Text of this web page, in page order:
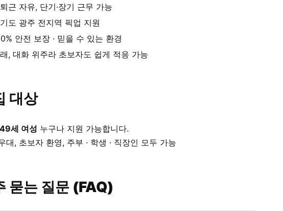
근 자유, 단기·장기 근무 가능
도 광주 전지역 픽업 지원
안전 보장 · 믿을 수 있는 환경
, 대화 위주라 초보자도 쉽게 적응 가능
대상
세 여성 누구나 지원 가능합니다.
대, 초보자 환영, 주부 · 학생 · 직장인 모두 가능
묻는 질문 (FAQ)